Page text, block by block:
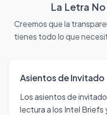
La Letra
Creemos que la
tienes todo lo que
Asientos de Invitado
Los asientos de
lectura a los Intel Briefs